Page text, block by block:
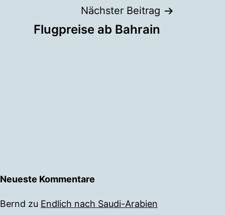
Nächster Beitrag
Flugpreise ab Bahrain
Neueste Kommentare
Bernd zu Endlich nach Saudi-Arabien